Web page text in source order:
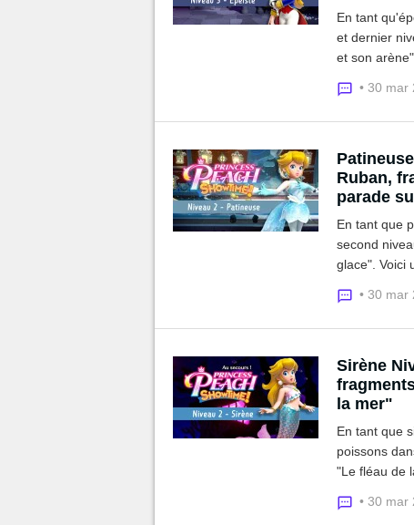
En tant
et dernier
et son
• 30 mar
Ruban,
parade
En tant que
second
glace". Voici
• 30 mar
Sirène
la mer"
En tant que
poissons
"Le fléau de
• 30 mar